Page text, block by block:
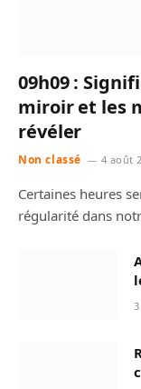
09h09 :
miroir et les
révéler
Non classé 4 août
Certaines heures
régularité dans